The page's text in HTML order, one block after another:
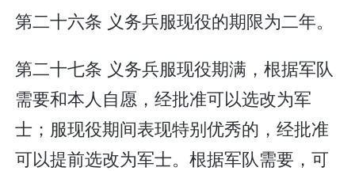
第二十六条 义务兵服现役的期限为二年。
第二十七条 义务兵服现役期满，根据军队
需要和本人自愿，经批准可以选改为军
士；服现役期间表现特别优秀的，经批准
可以提前选改为军士。根据军队需要，可